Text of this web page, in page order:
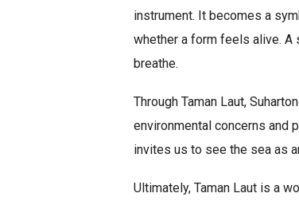
instrument. It becomes a
whether a form feels alive. A
breathe.
Through Taman Laut,
environmental concerns and
invites us to see the sea as
Ultimately, Taman Laut is a